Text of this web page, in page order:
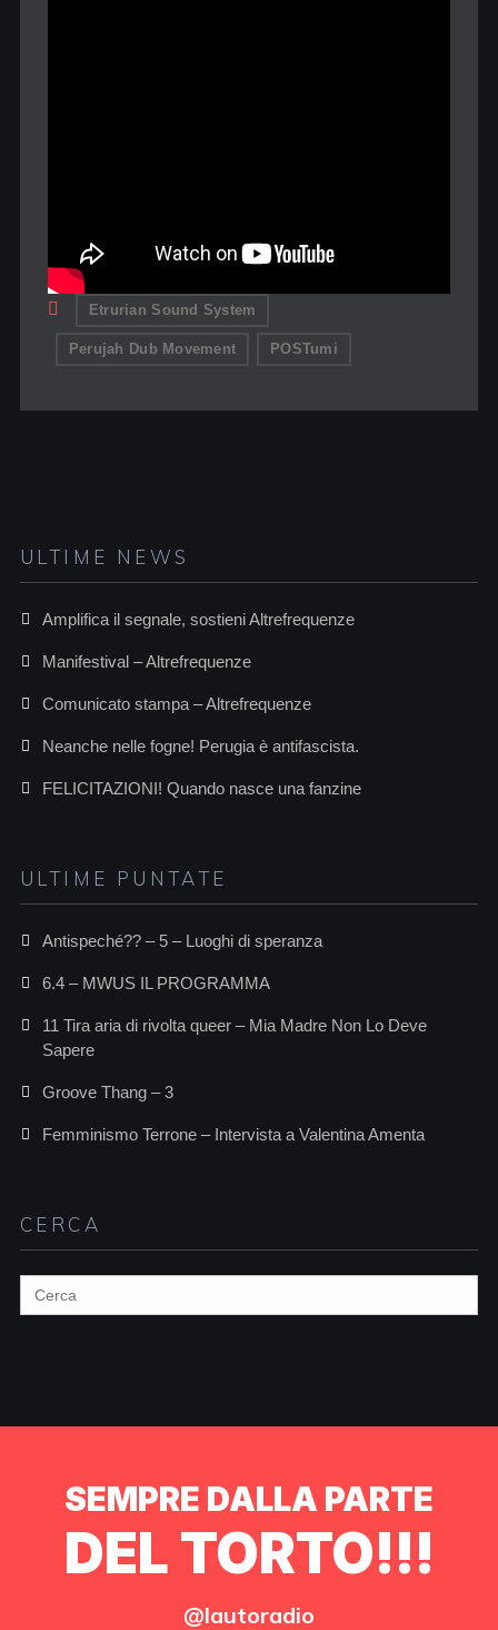
Etrurian Sound System
Perujah Dub Movement POSTumi
ULTIME NEWS
Amplifica il segnale, sostieni Altrefrequenze
Manifestival – Altrefrequenze
Comunicato stampa – Altrefrequenze
Neanche nelle fogne! Perugia è antifascista.
FELICITAZIONI! Quando nasce una fanzine
ULTIME PUNTATE
Antispeché?? – 5 – Luoghi di speranza
6.4 – MWUS IL PROGRAMMA
11 Tira aria di rivolta queer – Mia Madre Non Lo Deve
Sapere
Groove Thang – 3
Femminismo Terrone – Intervista a Valentina Amenta
CERCA
Search
for:
SEMPRE DALLA PARTE
DEL TORTO!!!
@lautoradio